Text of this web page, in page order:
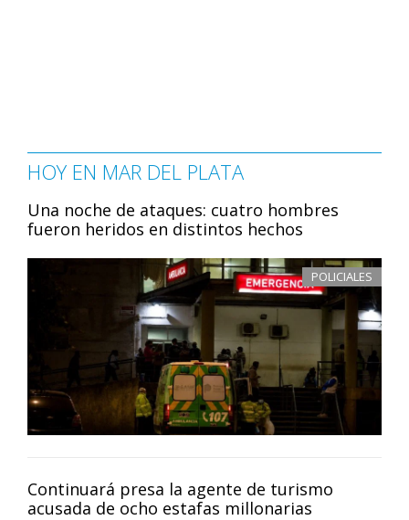
HOY EN MAR DEL PLATA
Una noche de ataques: cuatro hombres
fueron heridos en distintos hechos
POLICIALES
Continuará presa la agente de turismo
acusada de ocho estafas millonarias